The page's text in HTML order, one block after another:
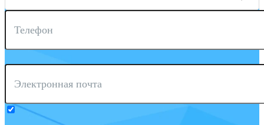
Телефон
Электронная почта